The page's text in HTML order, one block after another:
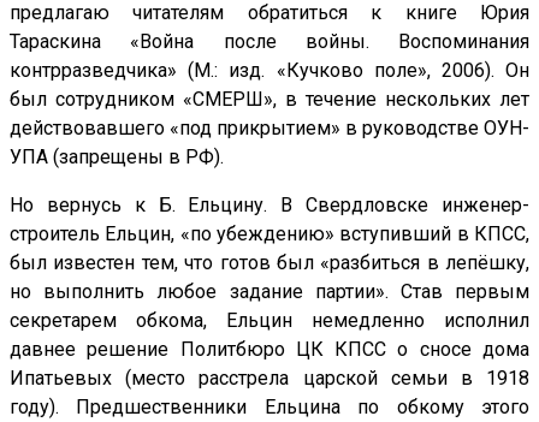
предлагаю читателям обратиться к книге Юрия
Тараскина «Война после войны. Воспоминания
контрразведчика» (М.: изд. «Кучково поле», 2006). Он
был сотрудником «СМЕРШ», в течение нескольких лет
действовавшего «под прикрытием» в руководстве ОУН-
УПА (запрещены в РФ).
Но вернусь к Б. Ельцину. В Свердловске инженер-
строитель Ельцин, «по убеждению» вступивший в КПСС,
был известен тем, что готов был «разбиться в лепёшку,
но выполнить любое задание партии». Став первым
секретарем обкома, Ельцин немедленно исполнил
давнее решение Политбюро ЦК КПСС о сносе дома
Ипатьевых (место расстрела царской семьи в 1918
году). Предшественники Ельцина по обкому этого